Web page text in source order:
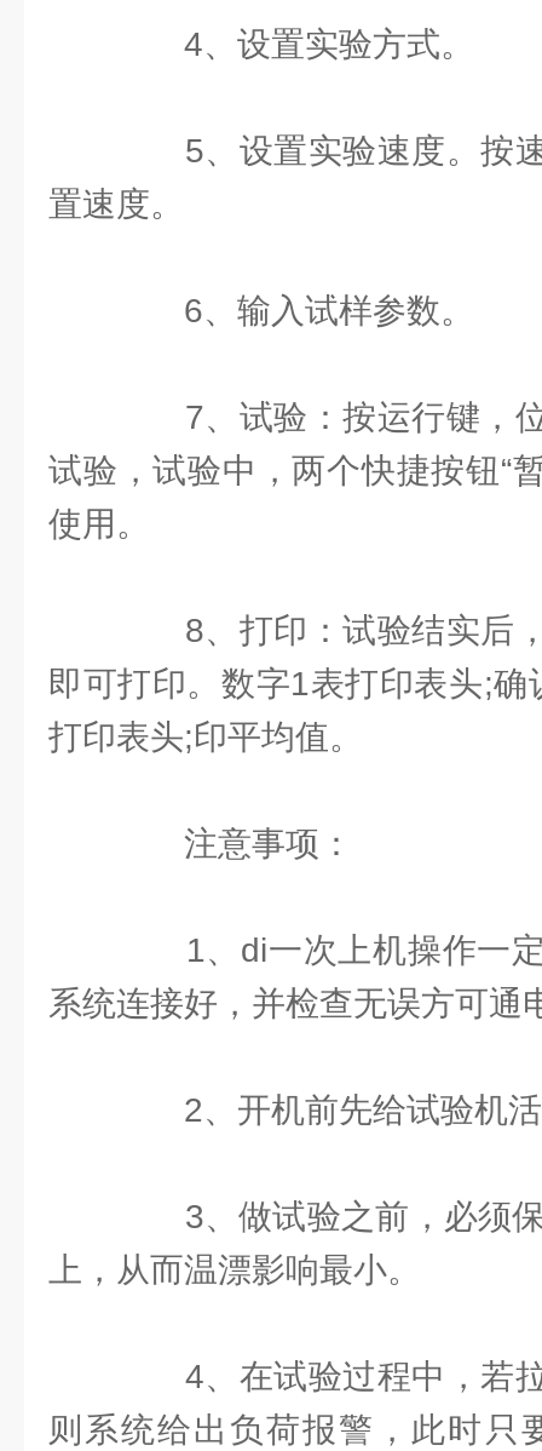
4、设置实验方式。
5、设置实验速度。按
置速度。
6、输入试样参数。
7、试验：按运行键，位
试验，试验中，两个快捷按钮“
使用。
8、打印：试验结实后
即可打印。数字1表打印表头;
打印表头;印平均值。
注意事项：
1、di一次上机操作一定
系统连接好，并检查无误方可通
2、开机前先给试验机活
3、做试验之前，必须保
上，从而温漂影响最小。
4、在试验过程中，若拉
则系统给出负荷报警，此时只